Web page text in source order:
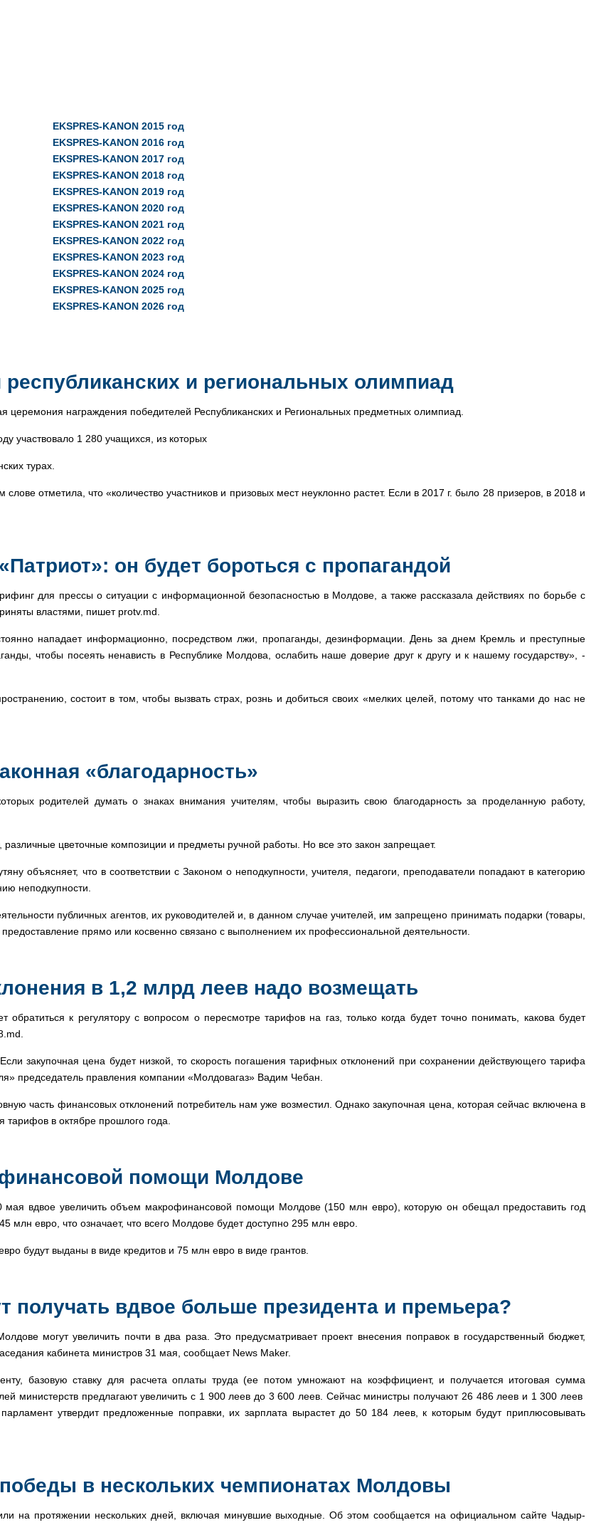
EKSPRES-KANON 2015 год
EKSPRES-KANON 2016 год
EKSPRES-KANON 2017 год
EKSPRES-KANON 2018 год
EKSPRES-KANON 2019 год
EKSPRES-KANON 2020 год
EKSPRES-KANON 2021 год
EKSPRES-KANON 2022 год
EKSPRES-KANON 2023 год
EKSPRES-KANON 2024 год
EKSPRES-KANON 2025 год
EKSPRES-KANON 2026 год
и региональных олимпиад
церемония награждения победителей Республиканских и Региональных предметных олимпиад.
участвовало 1 280 учащихся, из которых
турах.
отметила, что «количество участников и призовых мест неуклонно растет. Если в 2017 г. было 28 призеров, в 2018 и
он будет бороться с пропагандой
для прессы о ситуации с информационной безопасностью в Молдове, а также рассказала действиях по борьбе с
властями, пишет protv.md.
нападает информационно, посредством лжи, пропаганды, дезинформации. День за днем Кремль и преступные
чтобы посеять ненависть в Республике Молдова, ослабить наше доверие друг к другу и к нашему государству», -
состоит в том, чтобы вызвать страх, рознь и добиться своих «мелких целей, потому что танками до нас не
«благодарность»
родителей думать о знаках внимания учителям, чтобы выразить свою благодарность за проделанную работу,
цветочные композиции и предметы ручной работы. Но все это закон запрещает.
объясняет, что в соответствии с Законом о неподкупности, учителя, педагоги, преподаватели попадают в категорию
неподкупности.
публичных агентов, их руководителей и, в данном случае учителей, им запрещено принимать подарки (товары,
прямо или косвенно связано с выполнением их профессиональной деятельности.
в 1,2 млрд леев надо возмещать
обратиться к регулятору с вопросом о пересмотре тарифов на газ, только когда будет точно понимать, какова будет
закупочная цена будет низкой, то скорость погашения тарифных отклонений при сохранении действующего тарифа
председатель правления компании «Молдовагаз» Вадим Чебан.
часть финансовых отклонений потребитель нам уже возместил. Однако закупочная цена, которая сейчас включена в
в октябре прошлого года.
помощи Молдове
вдвое увеличить объем макрофинансовой помощи Молдове (150 млн евро), которую он обещал предоставить год
млн евро, что означает, что всего Молдове будет доступно 295 млн евро.
будут выданы в виде кредитов и 75 млн евро в виде грантов.
получать вдвое больше президента и премьера?
могут увеличить почти в два раза. Это предусматривает проект внесения поправок в государственный бюджет,
кабинета министров 31 мая, сообщает News Maker.
базовую ставку для расчета оплаты труда (ее потом умножают на коэффициент, и получается итоговая сумма
министерств предлагают увеличить с 1 900 леев до 3 600 леев. Сейчас министры получают 26 486 леев и 1 300 леев
утвердит предложенные поправки, их зарплата вырастет до 50 184 леев, к которым будут приплюсовывать
в нескольких чемпионатах Молдовы
на протяжении нескольких дней, включая минувшие выходные. Об этом сообщается на официальном сайте Чадыр-